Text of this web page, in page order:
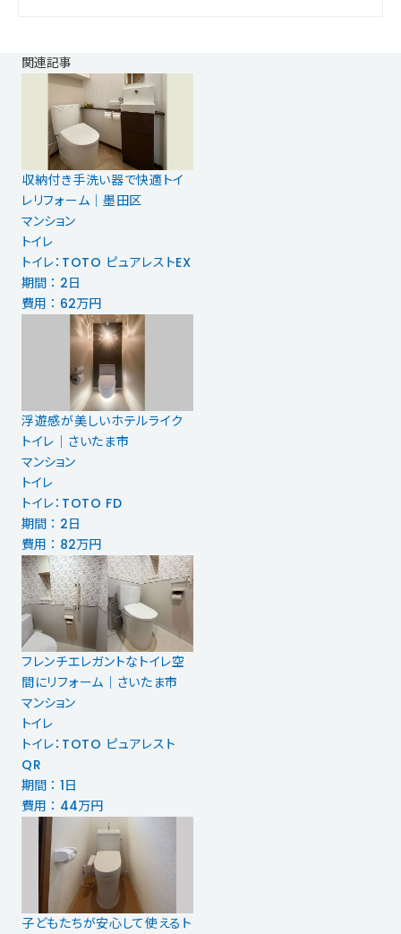
関連記事
収納付き手洗い器で快適トイ
レリフォーム｜墨田区
マンション
トイレ
トイレ：TOTO ピュアレストEX
期間 ： 2日
費用 ： 62万円
浮遊感が美しいホテルライク
トイレ｜さいたま市
マンション
トイレ
トイレ：TOTO FD
期間 ： 2日
費用 ： 82万円
フレンチエレガントなトイレ空
間にリフォーム｜さいたま市
マンション
トイレ
トイレ：TOTO ピュアレスト
QR
期間 ： 1日
費用 ： 44万円
子どもたちが安心して使えるト